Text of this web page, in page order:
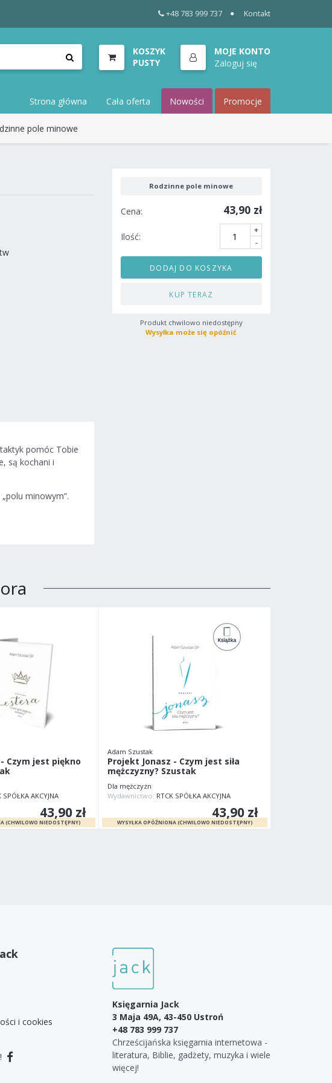
+48 783 999 737 Kontakt
KOSZYK
PUSTY
MOJE KONTO
Zaloguj się
Strona główna Cała oferta Nowości Promocje
pole minowe
Rodzinne pole minowe
Cena: 43,90 zł
Ilość:
+
-
DODAJ DO KOSZYKA
KUP TERAZ
Produkt chwilowo niedostępny
Wysyłka może się opóźnić
pomóc Tobie
są kochani i
minowym”.
Czym jest piękno
SPÓŁKA AKCYJNA
43,90 zł
Adam Szustak
Projekt Jonasz - Czym jest siła
mężczyzny? Szustak
Dla mężczyzn
Wydawnictwo: RTCK SPÓŁKA AKCYJNA
43,90 zł
i cookies
Księgarnia Jack
3 Maja 49A, 43-450 Ustroń
+48 783 999 737
Chrześcijańska księgarnia internetowa -
literatura, Biblie, gadżety, muzyka i wiele
więcej!